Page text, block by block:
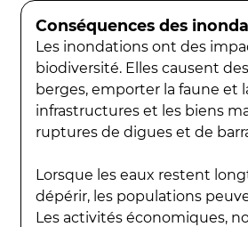
Conséquences des
Les inondations ont des
biodiversité. Elles causent
berges, emporter la faune et
infrastructures et les biens
ruptures de digues et de
Lorsque les eaux restent
dépérir, les populations
Les activités économiques,